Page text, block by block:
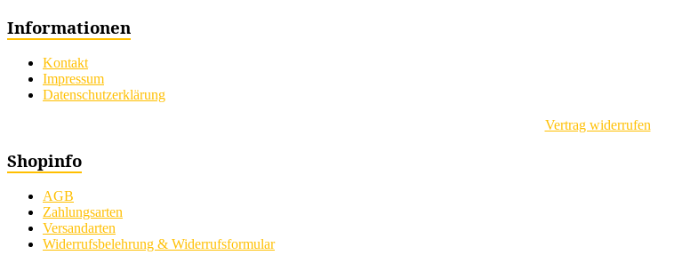
Informationen
Kontakt
Impressum
Datenschutzerklärung
Vertrag widerrufen
Shopinfo
AGB
Zahlungsarten
Versandarten
Widerrufsbelehrung & Widerrufsformular